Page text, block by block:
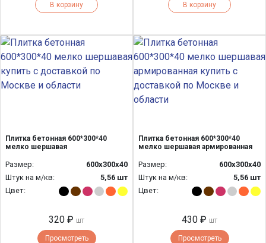
В корзину В корзину
Плитка бетонная 600*300*40
мелко шершавая
Размер:
600х300х40
Штук на м/кв:
5,56 шт
Цвет:
320 ₽ шт
Просмотреть
Плитка бетонная 600*300*40
мелко шершавая армированная
Размер:
600х300х40
Штук на м/кв:
5,56 шт
Цвет:
430 ₽ шт
Просмотреть